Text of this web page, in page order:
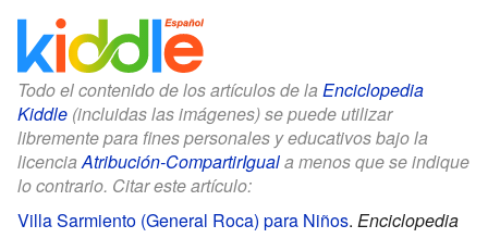
Todo el contenido de los artículos de la Enciclopedia
Kiddle (incluidas las imágenes) se puede utilizar
libremente para fines personales y educativos bajo la
licenciaAtribución-CompartirIguala menos que se indique
lo contrario. Citar este artículo:
Villa Sarmiento (General Roca) para Niños. Enciclopedia